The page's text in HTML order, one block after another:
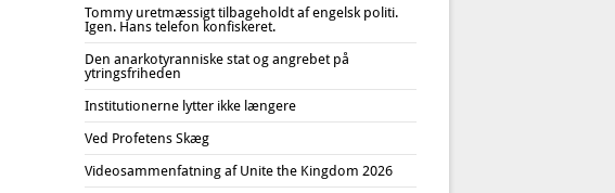
Tommy uretmæssigt tilbageholdt af engelsk politi.
Igen. Hans telefon konfiskeret.
Den anarkotyranniske stat og angrebet på
ytringsfriheden
Institutionerne lytter ikke længere
Ved Profetens Skæg
Videosammenfatning af Unite the Kingdom 2026